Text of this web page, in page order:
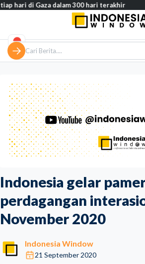
Indonesia gelar
perdagangan
November 2020
Indonesia Window
21 September 2020
Gaza dalam 300 hari terakhir PBB: